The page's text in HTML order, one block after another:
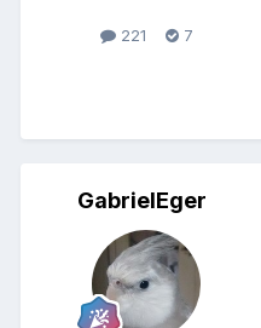
221 7
GabrielEger